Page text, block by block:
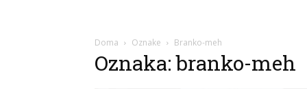
Doma Oznake Branko-meh
Oznaka: branko-meh